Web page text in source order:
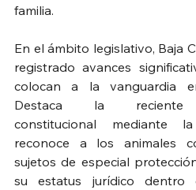
familia.
En el ámbito legislativo, Baja
registrado avances
colocan a la vanguardia
Destaca la reciente
constitucional mediante
reconoce a los animales
sujetos de especial
su estatus jurídico dentro